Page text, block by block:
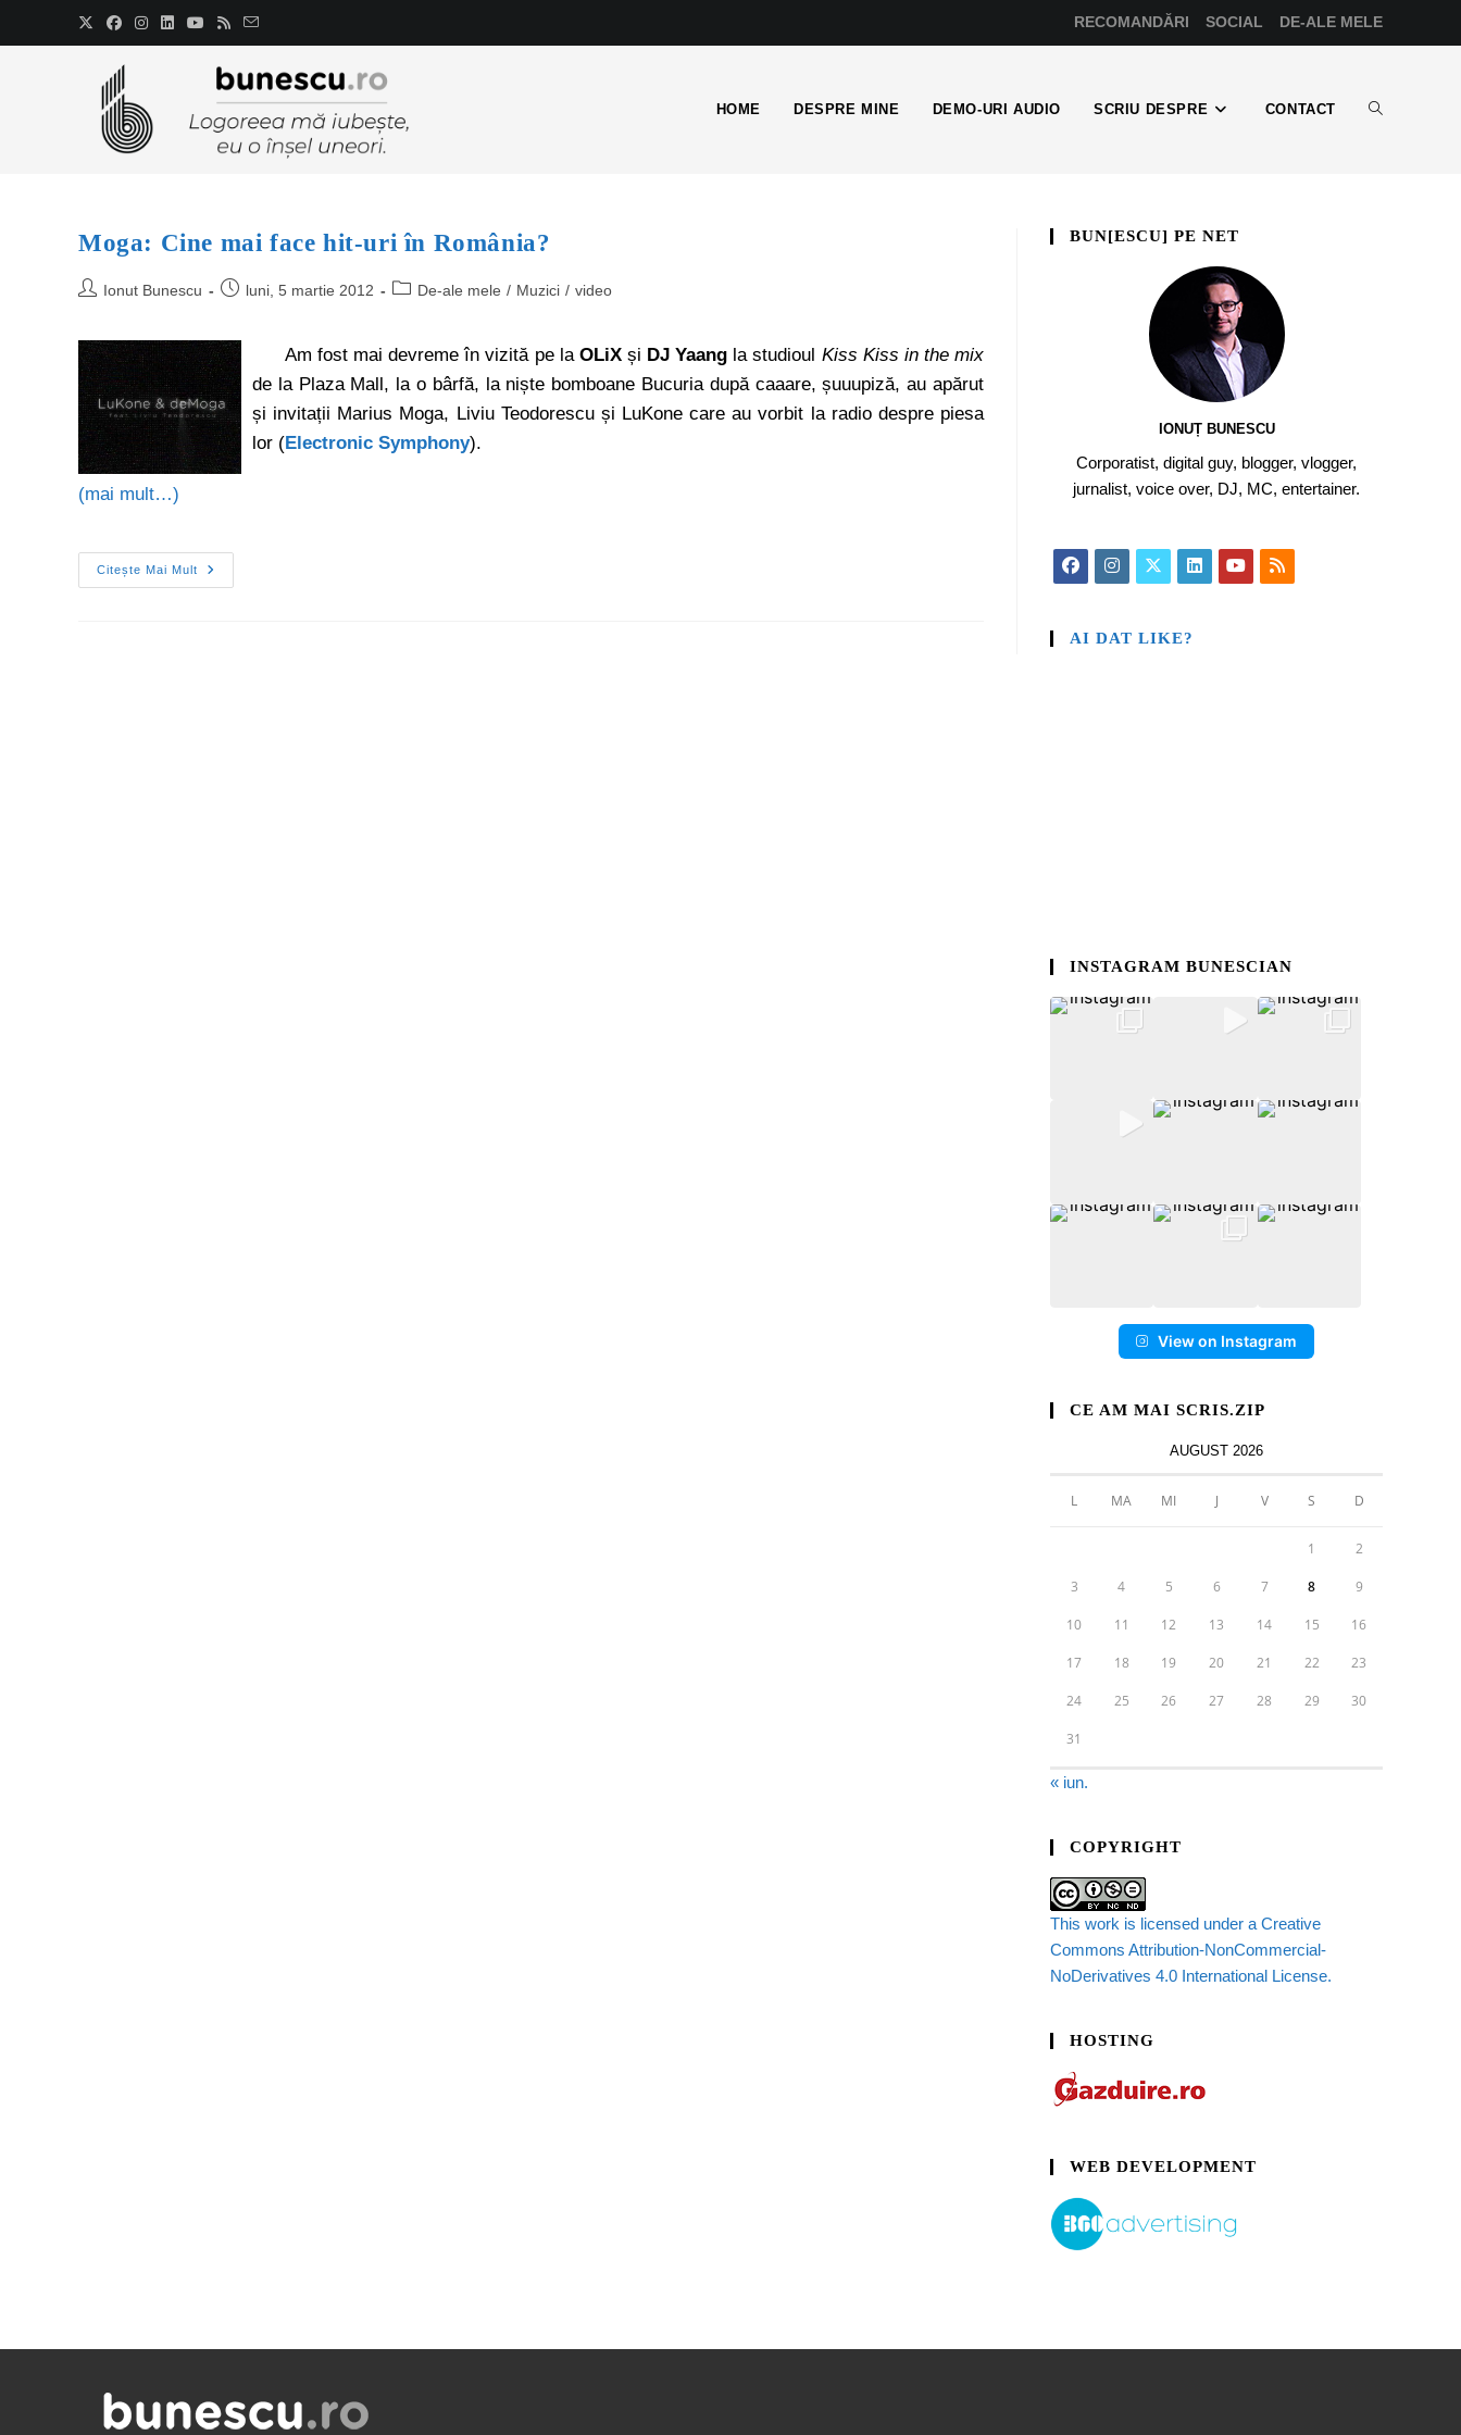
RECOMANDĂRI SOCIAL DE-ALE MELE
HOME DESPRE MINE DEMO-URI AUDIO SCRIU DESPRE CONTACT
Moga: Cine mai face hit-uri în România?
Ionut Bunescu luni, 5 martie 2012 De-ale mele / Muzici / video
Am fost mai devreme în vizită pe la OLiXși DJ Yaang la studioul Kiss Kiss in the mix
de la Plaza Mall, la o bârfă, la niște bomboane Bucuria după caaare, șuuupiză, au apărut
și invitații Marius Moga, Liviu Teodorescu și LuKone care au vorbit la radio despre piesa
lor (Electronic Symphony).
(mai mult…)
Citește Mai Mult
BUN[ESCU] PE NET
IONUȚ BUNESCU
Corporatist, digital guy, blogger, vlogger,
jurnalist, voice over, DJ, MC, entertainer.
AI DAT LIKE?
INSTAGRAM BUNESCIAN
View on Instagram
CE AM MAI SCRIS.ZIP
AUGUST 2026
L MA MI J V S D
1 2
3 4 5 6 7 8 9
10 11 12 13 14 15 16
17 18 19 20 21 22 23
24 25 26 27 28 29 30
31
« iun.
COPYRIGHT
This work is licensed under a Creative
Commons Attribution-NonCommercial-
NoDerivatives 4.0 International License.
HOSTING
WEB DEVELOPMENT